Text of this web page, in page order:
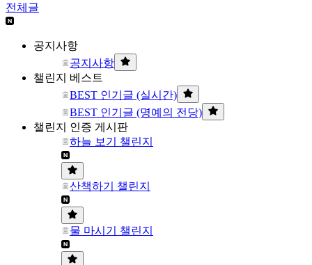
전체글
공지사항
공지사항
챌린지 베스트
BEST 인기글 (실시간)
BEST 인기글 (명예의 전당)
챌린지 인증 게시판
하늘 보기 챌린지
산책하기 챌린지
물 마시기 챌린지